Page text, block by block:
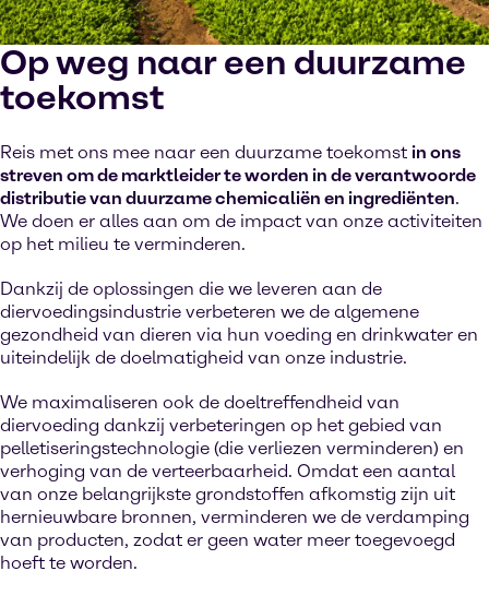
Op weg naar een duurzame
toekomst
Reis met ons mee naar een duurzame toekomst in ons
streven om de marktleider te worden in de verantwoorde
distributie van duurzame chemicaliën en ingrediënten.
We doen er alles aan om de impact van onze activiteiten
op het milieu te verminderen.
Dankzij de oplossingen die we leveren aan de
diervoedingsindustrie verbeteren we de algemene
gezondheid van dieren via hun voeding en drinkwater en
uiteindelijk de doelmatigheid van onze industrie.
We maximaliseren ook de doeltreffendheid van
diervoeding dankzij verbeteringen op het gebied van
pelletiseringstechnologie (die verliezen verminderen) en
verhoging van de verteerbaarheid. Omdat een aantal
van onze belangrijkste grondstoffen afkomstig zijn uit
hernieuwbare bronnen, verminderen we de verdamping
van producten, zodat er geen water meer toegevoegd
hoeft te worden.